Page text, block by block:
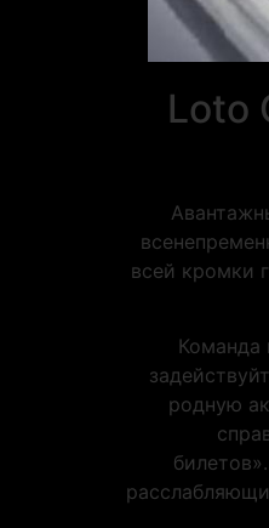
Loto
всей кромки
Команда
родную